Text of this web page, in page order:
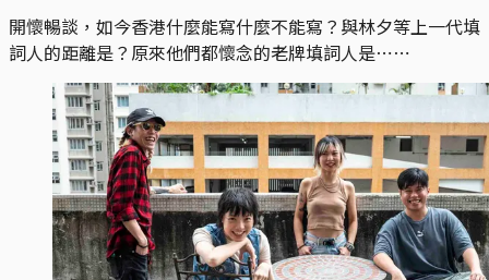
開懷暢談，如今香港什麼能寫什麼不能寫？與林夕等上一代填
詞人的距離是？原來他們都懷念的老牌填詞人是⋯⋯